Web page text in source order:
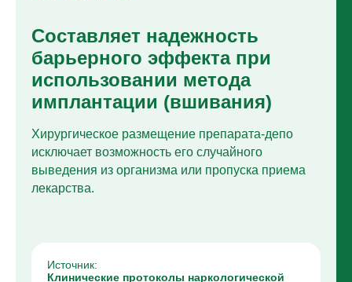
Составляет надежность
барьерного эффекта при
использовании метода
имплантации (вшивания)
Хирургическое размещение препарата-депо
исключает возможность его случайного
выведения из организма или пропуска приема
лекарства.
Источник:
Клинические протоколы наркологической